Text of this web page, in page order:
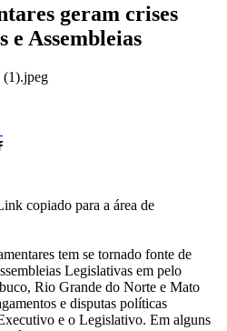
geram crises
e Assembleias
copiado para a área de
tem se tornado fonte de
Legislativas em pelo
Rio Grande do Norte e Mato
e disputas políticas
e o Legislativo. Em alguns